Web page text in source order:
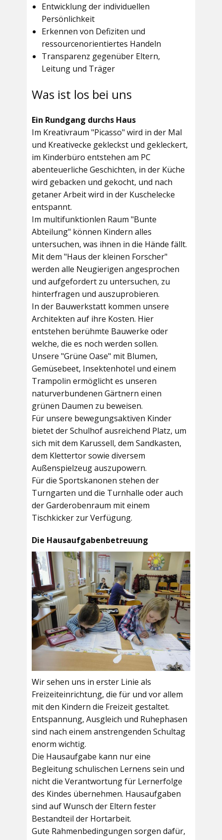
Entwicklung der individuellen
Persönlichkeit
Erkennen von Defiziten und
ressourcenorientiertes Handeln
Transparenz gegenüber Eltern,
Leitung und Träger
Was ist los bei uns
Ein Rundgang durchs Haus
Im Kreativraum "Picasso" wird in der Mal
und Kreativecke gekleckst und gekleckert,
im Kinderbüro entstehen am PC
abenteuerliche Geschichten, in der Küche
wird gebacken und gekocht, und nach
getaner Arbeit wird in der Kuschelecke
entspannt.
Im multifunktionlen Raum "Bunte
Abteilung" können Kindern alles
untersuchen, was ihnen in die Hände fällt.
Mit dem "Haus der kleinen Forscher"
werden alle Neugierigen angesprochen
und aufgefordert zu untersuchen, zu
hinterfragen und auszuprobieren.
In der Bauwerkstatt kommen unsere
Architekten auf ihre Kosten. Hier
entstehen berühmte Bauwerke oder
welche, die es noch werden sollen.
Unsere "Grüne Oase" mit Blumen,
Gemüsebeet, Insektenhotel und einem
Trampolin ermöglicht es unseren
naturverbundenen Gärtnern einen
grünen Daumen zu beweisen.
Für unsere bewegungsaktiven Kinder
bietet derSchulhofausreichend Platz, um
sich mit dem Karussell, dem Sandkasten,
dem Klettertor sowie diversem
Außenspielzeug auszupowern.
Für die Sportskanonen stehen der
Turngarten und die Turnhalle oder auch
derGarderobenraum mit einem
Tischkicker zur Verfügung.
Die Hausaufgabenbetreuung
Wir sehen uns in erster Linie als
Freizeiteinrichtung, die für und vor allem
mit den Kindern die Freizeit gestaltet.
Entspannung, Ausgleich und Ruhephasen
sind nach einem anstrengenden Schultag
enorm wichtig.
Die Hausaufgabe kann nur eine
Begleitung schulischen Lernens sein und
nicht die Verantwortung für Lernerfolge
des Kindes übernehmen. Hausaufgaben
sind auf Wunsch der Eltern fester
Bestandteil der Hortarbeit.
Gute Rahmenbedingungen sorgen dafür,